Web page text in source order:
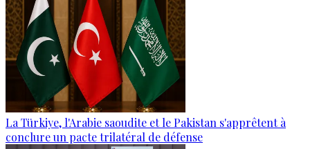
La Türkiye, l'Arabie saoudite et le Pakistan s'apprêtent à
conclure un pacte trilatéral de défense